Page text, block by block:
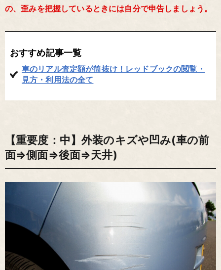
の、歪みを把握しているときには自分で申告しましょう。
おすすめ記事一覧
車のリアル査定額が筒抜け！レッドブックの閲覧・
見方・利用法の全て
【重要度：中】外装のキズや凹み(車の前
面⇒側面⇒後面⇒天井)